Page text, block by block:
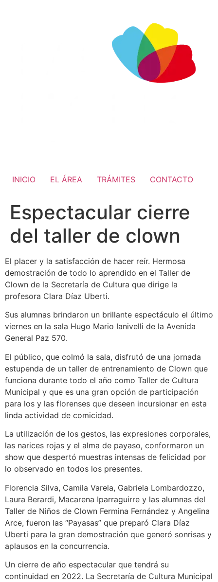
INICIO EL ÁREA TRÁMITES CONTACTO
Espectacular cierre
del taller de clown
El placer y la satisfacción de hacer reír. Hermosa
demostración de todo lo aprendido en el Taller de
Clown de la Secretaría de Cultura que dirige la
profesora Clara Díaz Uberti.
Sus alumnas brindaron un brillante espectáculo el último
viernes en la sala Hugo Mario Ianivelli de la Avenida
General Paz 570.
El público, que colmó la sala, disfrutó de una jornada
estupenda de un taller de entrenamiento de Clown que
funciona durante todo el año como Taller de Cultura
Municipal y que es una gran opción de participación
para los y las florenses que deseen incursionar en esta
linda actividad de comicidad.
La utilización de los gestos, las expresiones corporales,
las narices rojas y el alma de payaso, conformaron un
show que despertó muestras intensas de felicidad por
lo observado en todos los presentes.
Florencia Silva, Camila Varela, Gabriela Lombardozzo,
Laura Berardi, Macarena Iparraguirre y las alumnas del
Taller de Niños de Clown Fermina Fernández y Angelina
Arce, fueron las “Payasas” que preparó Clara Díaz
Uberti para la gran demostración que generó sonrisas y
aplausos en la concurrencia.
Un cierre de año espectacular que tendrá su
continuidad en 2022. La Secretaría de Cultura Municipal